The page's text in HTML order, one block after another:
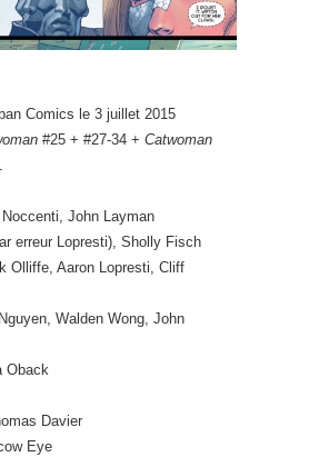
Comics le 3 juillet 2015
#25 + #27-34 + Catwoman
John Layman
erreur Lopresti), Sholly Fisch
Olliffe, Aaron Lopresti, Cliff
Walden Wong, John
Oback
Davier
Eye